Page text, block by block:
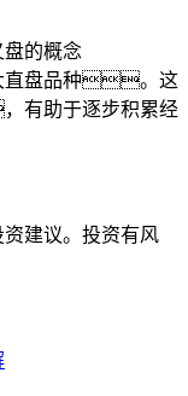
的概念
直盘品种。这
有助于逐步积累经
建议。投资有风